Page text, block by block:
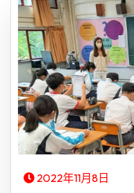
2022年11月8日